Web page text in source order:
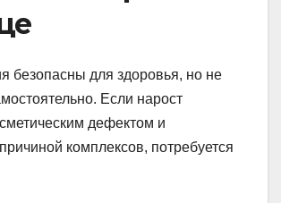
безопасны для здоровья, но не
Если нарост
дефектом и
комплексов, потребуется